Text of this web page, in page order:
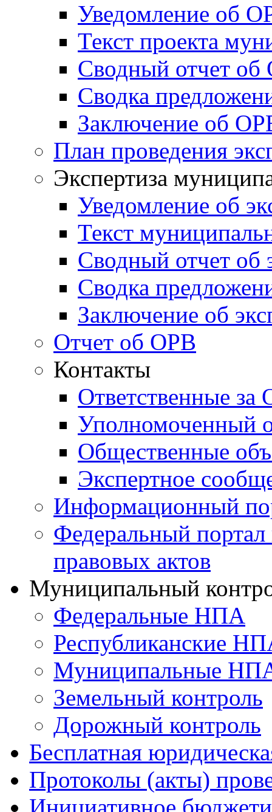
Уведомление об
Текст проекта
Сводный отчет
Сводка
Заключение об
План проведения
Экспертиза
Уведомление об
Текст
Сводный отчет об
Сводка
Заключение об
Отчет об ОРВ
Контакты
Ответственные
Уполномоченный
Общественные
Экспертное
Информационный
Федеральный
правовых актов
Муниципальный
Федеральные НПА
Республиканские
Муниципальные
Земельный контроль
Дорожный контроль
Бесплатная
Протоколы (акты)